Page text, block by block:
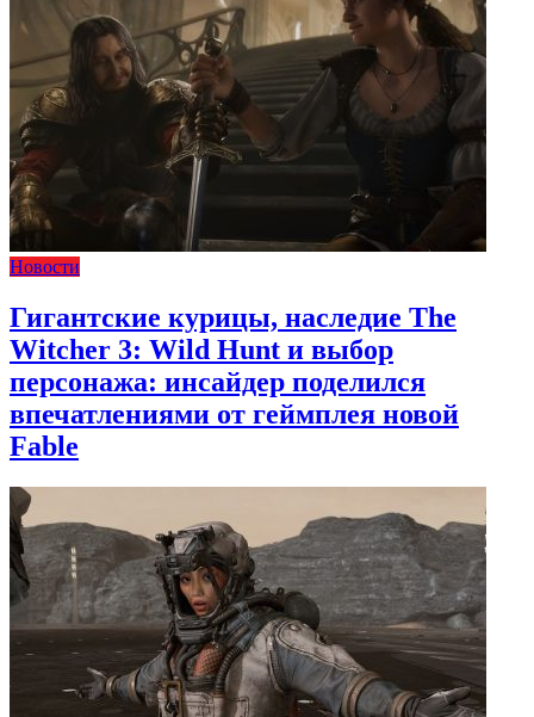
Новости
Гигантские курицы, наследие The
Witcher 3: Wild Hunt и выбор
персонажа: инсайдер поделился
впечатлениями от геймплея новой
Fable